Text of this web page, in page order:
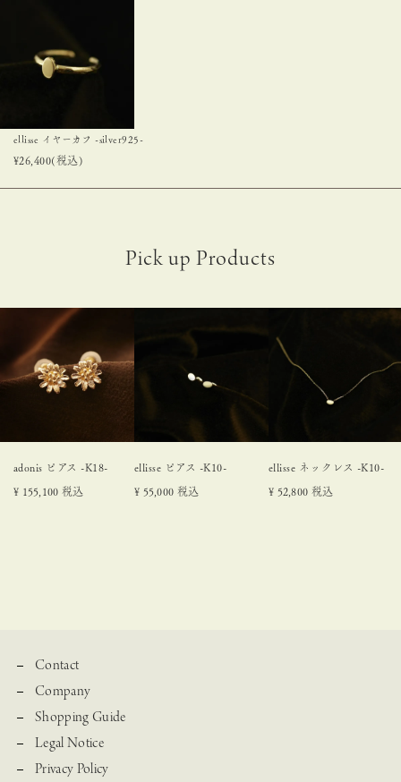
ellisse イヤーカフ -silver925-
¥26,400(税込)
adonis ピアス -K18-
¥ 155,100 税込
ellisse ピアス -K10-
¥ 55,000 税込
ellisse ネックレス -K10-
¥ 52,800 税込
Contact
Company
Shopping Guide
Legal Notice
Privacy Policy